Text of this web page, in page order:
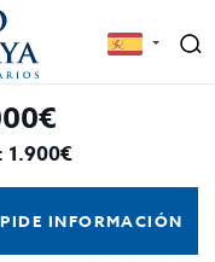
1.900€
PIDE INFORMACIÓN